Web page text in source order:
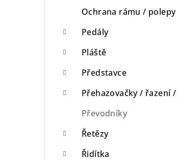
Ochrana rámu / polepy
Pedály
Pláště
Představce
Přehazovačky / řazení
Převodníky
Řetězy
Řidítka